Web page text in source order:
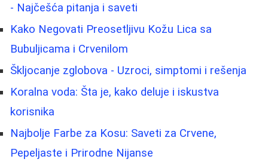
- Najčešća pitanja i saveti
Kako Negovati Preosetljivu Kožu Lica sa
Bubuljicama i Crvenilom
Škljocanje zglobova - Uzroci, simptomi i rešenja
Koralna voda: Šta je, kako deluje i iskustva
korisnika
Najbolje Farbe za Kosu: Saveti za Crvene,
Pepeljaste i Prirodne Nijanse